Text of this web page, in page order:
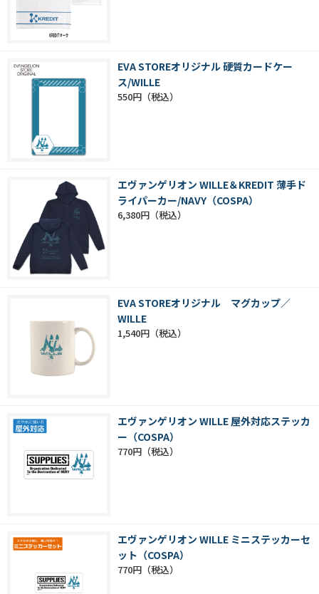
EVA STOREオリジナル 硬質カードケー
ス/WILLE
550円
エヴァンゲリオン WILLE＆KREDIT 薄手ド
ライパーカー/NAVY（COSPA）
6,380円
EVA STOREオリジナル マグカップ／
WILLE
1,540円
エヴァンゲリオン WILLE 屋外対応ステッカ
ー（COSPA）
770円
エヴァンゲリオン WILLE ミニステッカーセ
ット（COSPA）
770円